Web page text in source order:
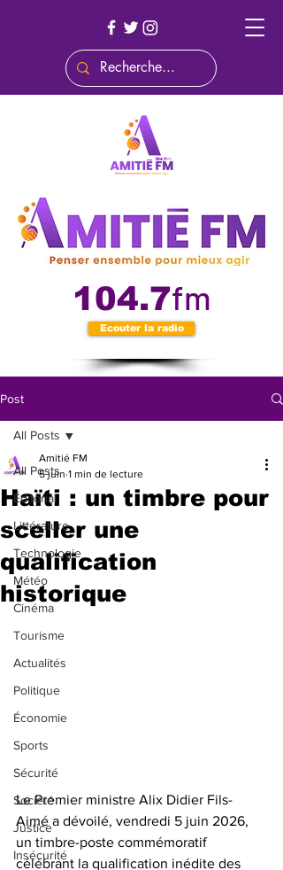
104.7fm
Ecouter la radio
Post
All Posts
Éditorial
Littérature
Technologie
Météo
Cinéma
Tourisme
Actualités
Politique
Économie
Sports
Sécurité
Société
Justice
Insécurité
All Posts
Haïti : un timbre pour
sceller une
qualification
historique
Amitié FM
5 juin 1 min de lecture
Le Premier ministre Alix Didier Fils-
Aimé a dévoilé, vendredi 5 juin 2026,
un timbre-poste commémoratif
célébrant la qualification inédite des